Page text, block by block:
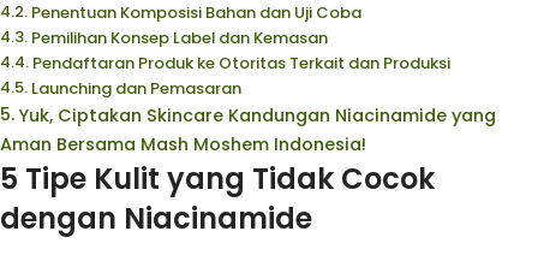
Penentuan Komposisi Bahan dan Uji Coba
Pemilihan Konsep Label dan Kemasan
Pendaftaran Produk ke Otoritas Terkait dan Produksi
Launching dan Pemasaran
Yuk, Ciptakan Skincare Kandungan Niacinamide yang
Aman Bersama Mash Moshem Indonesia!
5 Tipe Kulit yang Tidak Cocok
dengan Niacinamide